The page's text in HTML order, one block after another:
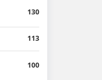
130
113
100